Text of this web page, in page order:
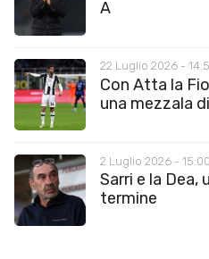
A
22 Luglio 2026 -
Con Atta la
una mezzala
2 Luglio 2026 - 15:00
Sarri e la
termine